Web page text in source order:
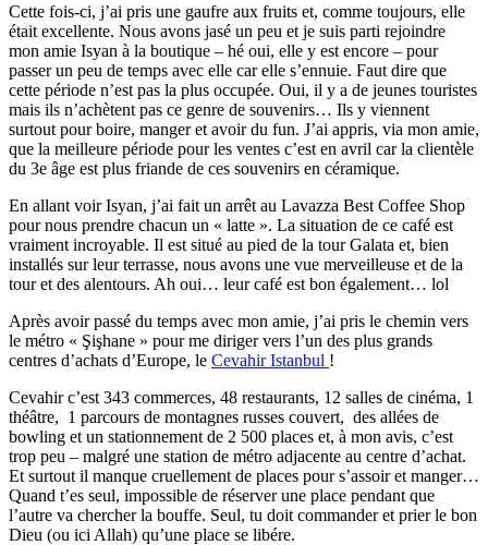
Cette fois-ci, j’ai pris une gaufre aux fruits et, comme toujours, elle
était excellente. Nous avons jasé un peu et je suis parti rejoindre
mon amie Isyan à la boutique – hé oui, elle y est encore – pour
passer un peu de temps avec elle car elle s’ennuie. Faut dire que
cette période n’est pas la plus occupée. Oui, il y a de jeunes touristes
mais ils n’achètent pas ce genre de souvenirs… Ils y viennent
surtout pour boire, manger et avoir du fun. J’ai appris, via mon amie,
que la meilleure période pour les ventes c’est en avril car la clientèle
du 3e âge est plus friande de ces souvenirs en céramique.
En allant voir Isyan, j’ai fait un arrêt au Lavazza Best Coffee Shop
pour nous prendre chacun un « latte ». La situation de ce café est
vraiment incroyable. Il est situé au pied de la tour Galata et, bien
installés sur leur terrasse, nous avons une vue merveilleuse et de la
tour et des alentours. Ah oui… leur café est bon également… lol
Après avoir passé du temps avec mon amie, j’ai pris le chemin vers
le métro « Şişhane » pour me diriger vers l’un des plus grands
centres d’achats d’Europe, le Cevahir Istanbul !
Cevahir c’est 343 commerces, 48 restaurants, 12 salles de cinéma, 1
théâtre, 1 parcours de montagnes russes couvert, des allées de
bowling et un stationnement de 2 500 places et, à mon avis, c’est
trop peu – malgré une station de métro adjacente au centre d’achat.
Et surtout il manque cruellement de places pour s’assoir et manger…
Quand t’es seul, impossible de réserver une place pendant que
l’autre va chercher la bouffe. Seul, tu doit commander et prier le bon
Dieu (ou ici Allah) qu’une place se libére.